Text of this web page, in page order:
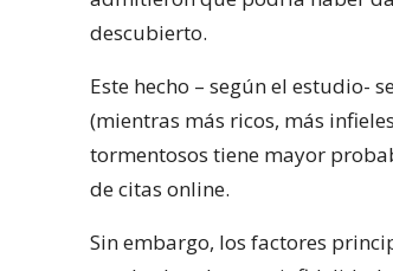
descubierto.
Este hecho – según el estudio-
(mientras más ricos, más
tormentosos tiene mayor
de citas online.
Sin embargo, los factores